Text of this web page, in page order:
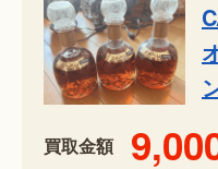
買取金額